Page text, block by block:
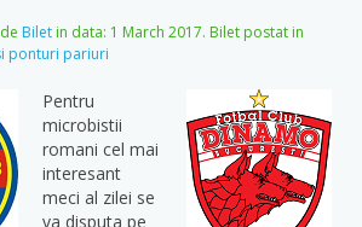
Bilet in data: 1 March 2017. Bilet postat in
ponturi pariuri
Pentru
microbistii
romani cel mai
interesant
meci al zilei se
va disputa pe